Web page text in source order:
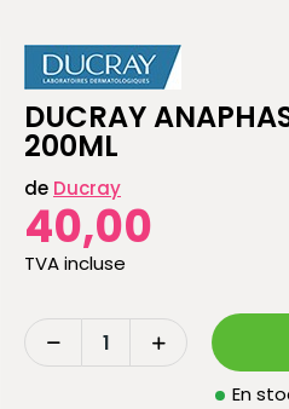
DUCRAY
200ML
de Ducray
40,00
TVA incluse
En